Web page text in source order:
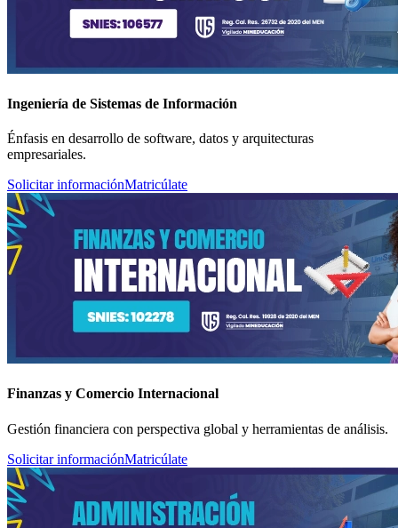
Ingeniería de Sistemas de Información
Énfasis en desarrollo de software, datos y arquitecturas
empresariales.
Solicitar informaciónMatricúlate
Finanzas y Comercio Internacional
Gestión financiera con perspectiva global y herramientas de análisis.
Solicitar informaciónMatricúlate